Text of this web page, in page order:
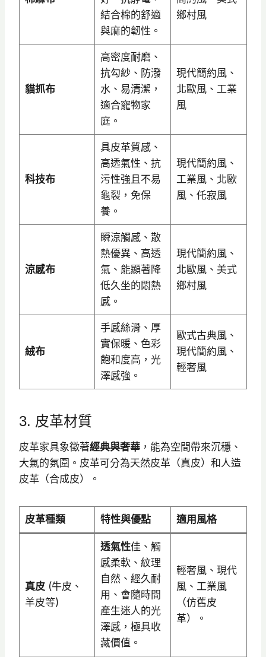
結合棉的舒適
與麻的韌性。
鄉村風
貓抓布
高密度耐磨、
抗勾紗、防潑
水、易清潔，
適合寵物家
庭。
現代簡約風、
北歐風、工業
風
科技布
具皮革質感、
高透氣性、抗
污性強且不易
龜裂，免保
養。
現代簡約風、
工業風、北歐
風、仛寂風
涼感布
瞬涼觸感、散
熱優異、高透
氣、能顯著降
低久坐的悶熱
感。
現代簡約風、
北歐風、美式
鄉村風
絨布
手感絲滑、厚
實保暖、色彩
飽和度高，光
澤感強。
歐式古典風、
現代簡約風、
輕奢風
3. 皮革材質
皮革家具象徵著經典與奢華 ，能為空間帶來沉穩、
大氣的氛圍。皮革可分為天然皮革（真皮）和人造
皮革（合成皮）。
皮革種類 特性與優點 適用風格
真皮(牛皮、
羊皮等)
透氣性佳、觸
感柔軟、紋理
自然、經久耐
用、會隨時間
產生迷人的光
澤感，極具收
藏價值。
輕奢風、現代
風、工業風
（仿舊皮
革）。